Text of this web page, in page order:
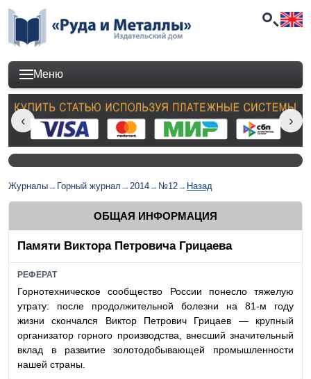
Меню
Журналы→ Горный журнал →2014→ №12→ Назад
ОБЩАЯ ИНФОРМАЦИЯ
Памяти Виктора Петровича Грицаева
РЕФЕРАТ
Горнотехническое сообщество России понесло тяжелую
утрату: после продолжительной болезни на 81-м году
жизни скончался Виктор Петрович Грицаев — крупный
организатор горного производства, внесший значительный
вклад в развитие золотодобывающей промышленности
нашей страны.